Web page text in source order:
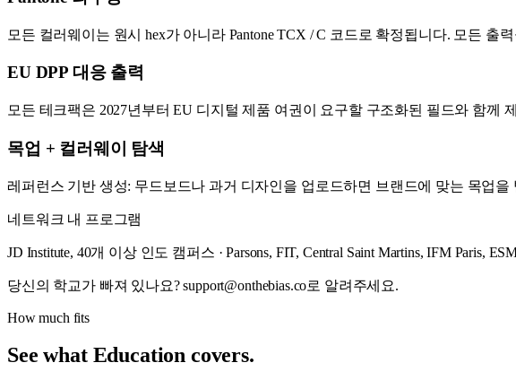
모든 컬러웨이는 원시 hex가 아니라 Pantone TCX / C 코드로 확정됩니다. 모든
EU DPP 대응 출력
모든 테크팩은 2027년부터 EU 디지털 제품 여권이 요구할 구조화된 필드와 함께
목업 + 컬러웨이 탐색
레퍼런스 기반 생성: 무드보드나 과거 디자인을 업로드하면 브랜드에 맞는 목업
네트워크 내 프로그램
JD Institute, 40개 이상 인도 캠퍼스 · Parsons, FIT, Central Saint Martins, IFM Paris,
당신의 학교가 빠져 있나요? support@onthebias.co로 알려주세요.
How much fits
See what Education covers.